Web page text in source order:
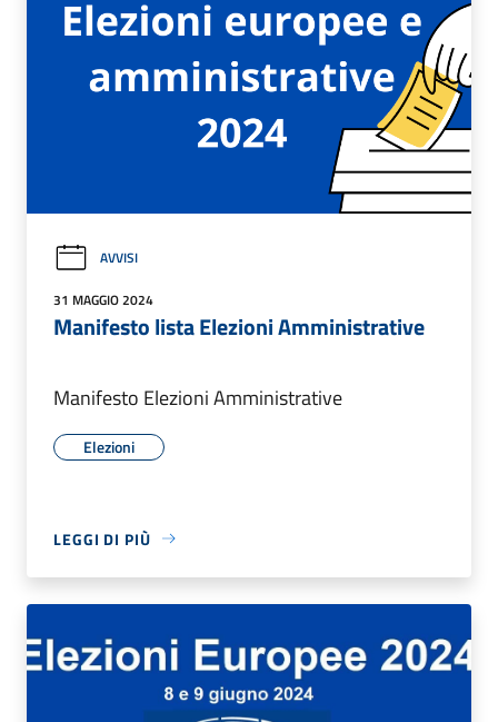
AVVISI
31 MAGGIO 2024
Manifesto lista Elezioni Amministrative
Manifesto Elezioni Amministrative
Elezioni
LEGGI DI PIÙ